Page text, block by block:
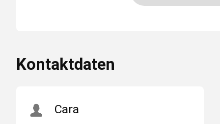
Kontaktdaten
Cara